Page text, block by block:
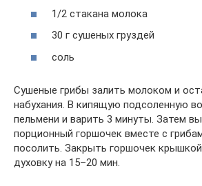
1/2 стакана молока
30 г сушеных груздей
соль
Сушеные грибы залить молоком и
набухания. В кипящую подсоленную
пельмени и варить 3 минуты. Затем
порционный горшочек вместе с
посолить. Закрыть горшочек
духовку на 15–20 мин.